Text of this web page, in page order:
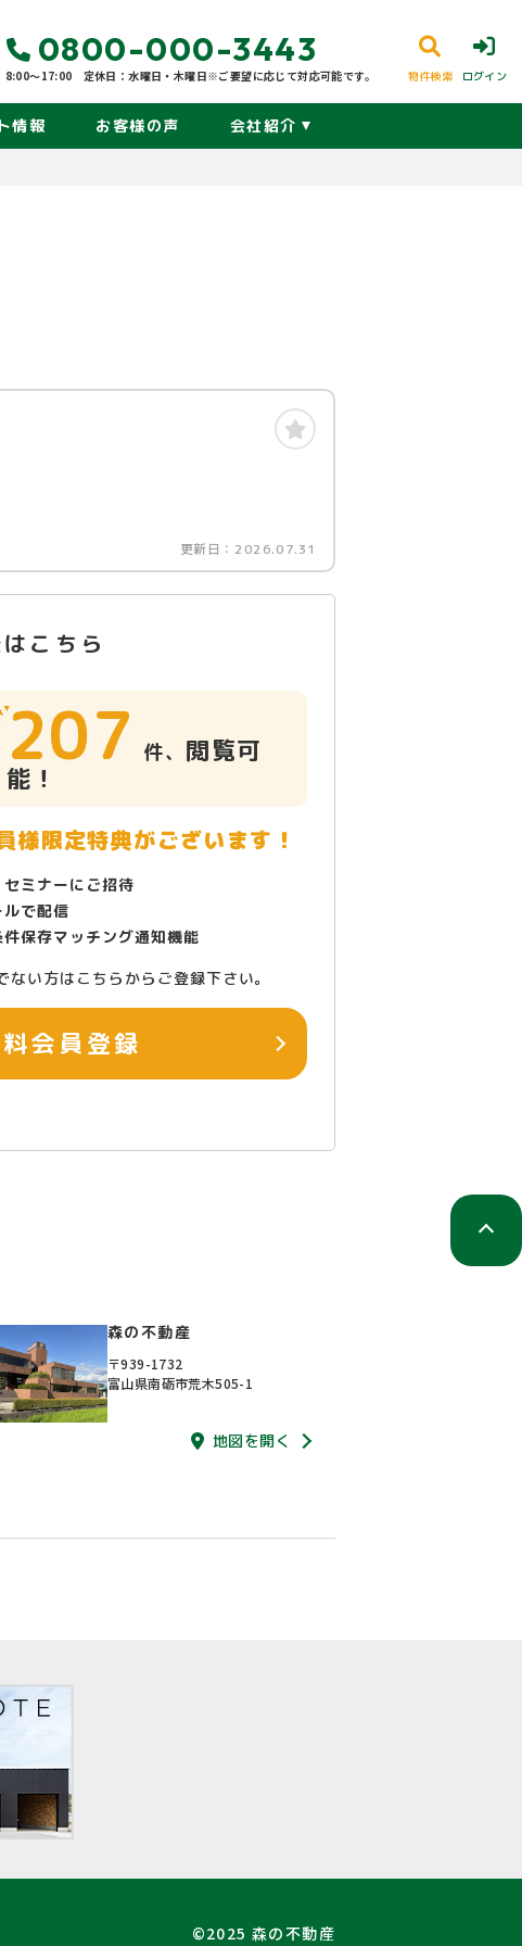
0800-000-3443
8:00〜17:00 定休日：水曜日・木曜日※ご要望に応じて対応可能です。 物件検索 ログイン
情報 お客様の声 会社紹介
更新日： 2026.07.31
こちら
207 件、 閲覧可
能！
様限定特典がございます！
ミナーにご招待
で配信
保存マッチング通知機能
ない方はこちらからご登録下さい。
会員登録
森の不動産
〒939-1732
富山県南砺市荒木505-1
地図を開く
©2025 森の不動産